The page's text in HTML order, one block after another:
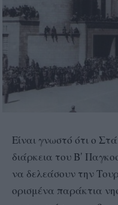
Είναι γνωστό ότι ο
διάρκεια του Β’
να δελεάσουν την
ορισμένα παράκτια